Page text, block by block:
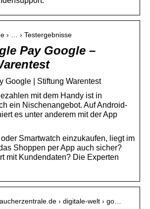
› … › Testergebnisse
Pay Google –
Google | Stiftung Warentest
mit dem Handy ist in
ein Nischenangebot. Auf Android-
es unter anderem mit der App
Smartwatch einzukaufen, liegt im
Shoppen per App auch sicher?
mit Kundendaten? Die Experten
› digitale-welt › go…